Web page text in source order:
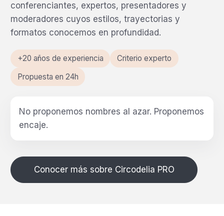
conferenciantes, expertos, presentadores y
moderadores cuyos estilos, trayectorias y
formatos conocemos en profundidad.
+20 años de experiencia
Criterio experto
Propuesta en 24h
No proponemos nombres al azar. Proponemos
encaje.
Conocer más sobre Circodelia PRO